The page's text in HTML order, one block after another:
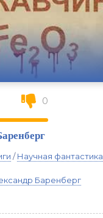
0
/Научная фантастика
Баренберг